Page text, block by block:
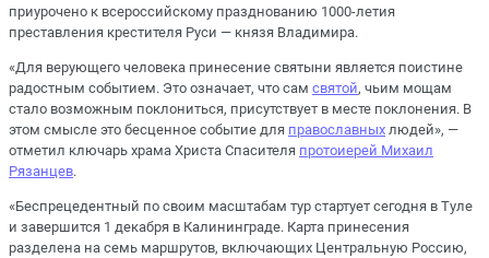
приурочено к всероссийскому празднованию 1000-летия
преставления крестителя Руси — князя Владимира.
«Для верующего человека принесение святыни является поистине
радостным событием. Это означает, что сам святой, чьим мощам
стало возможным поклониться, присутствует в месте поклонения. В
этом смысле это бесценное событие для православных людей», —
отметил ключарь храма Христа Спасителя протоиерей Михаил
Рязанцев.
«Беспрецедентный по своим масштабам тур стартует сегодня в Туле
и завершится 1 декабря в Калининграде. Карта принесения
разделена на семь маршрутов, включающих Центральную Россию,